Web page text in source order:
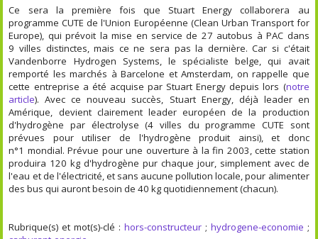
Ce sera la première fois que Stuart Energy collaborera au
programme CUTE de l'Union Européenne (Clean Urban Transport for
Europe), qui prévoit la mise en service de 27 autobus à PAC dans
9 villes distinctes, mais ce ne sera pas la dernière. Car si c'était
Vandenborre Hydrogen Systems, le spécialiste belge, qui avait
remporté les marchés à Barcelone et Amsterdam, on rappelle que
cette entreprise a été acquise par Stuart Energy depuis lors (notre
article). Avec ce nouveau succès, Stuart Energy, déjà leader en
Amérique, devient clairement leader européen de la production
d'hydrogène par électrolyse (4 villes du programme CUTE sont
prévues pour utiliser de l'hydrogène produit ainsi), et donc
n°1 mondial. Prévue pour une ouverture à la fin 2003, cette station
produira 120 kg d'hydrogène pur chaque jour, simplement avec de
l'eau et de l'électricité, et sans aucune pollution locale, pour alimenter
des bus qui auront besoin de 40 kg quotidiennement (chacun).
Rubrique(s) et mot(s)-clé : hors-constructeur; hydrogene-economie ;